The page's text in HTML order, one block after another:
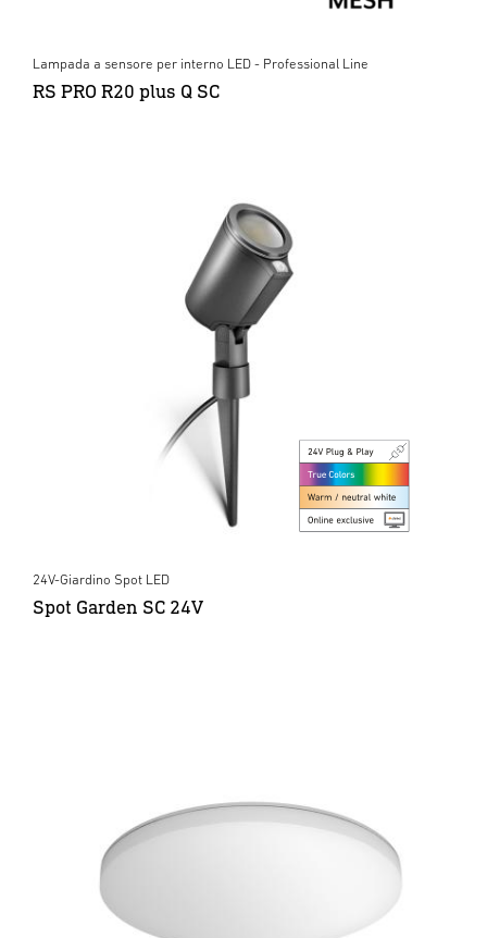
Lampada a sensore per interno LED - Professional Line
RS PRO R20 plus Q SC
24V-Giardino Spot LED
Spot Garden SC 24V